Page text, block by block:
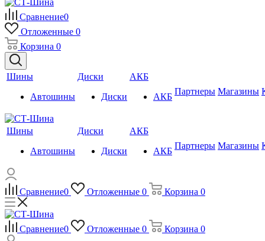
Сравнение0
Отложенные 0
Корзина 0
Шины
Автошины
Диски
Диски
АКБ
АКБ
Партнеры Магазины
Шины
Автошины
Диски
Диски
АКБ
АКБ
Партнеры Магазины
Сравнение0 Отложенные 0 Корзина 0
Сравнение0 Отложенные 0 Корзина 0